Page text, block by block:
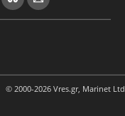
© 2000-2026 Vres.gr, Marinet Ltd